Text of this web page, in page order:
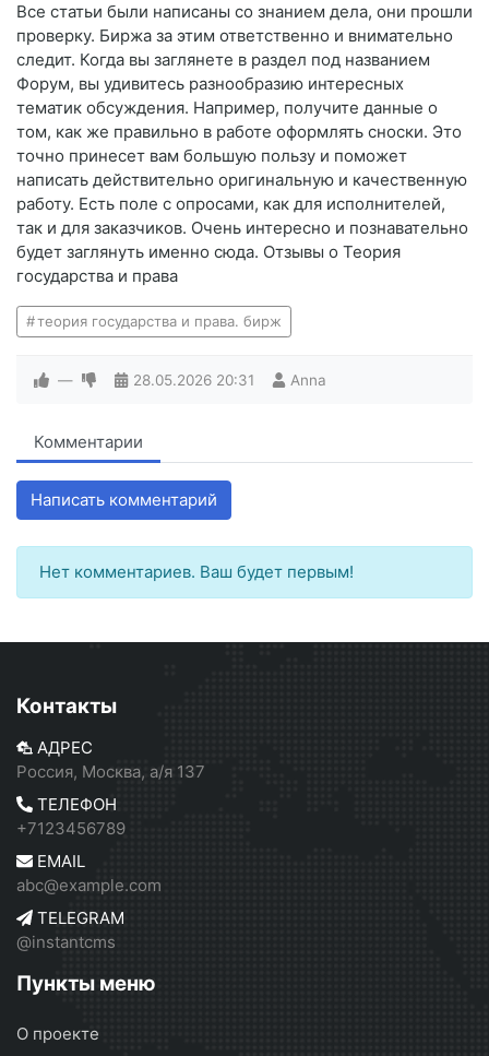
Все статьи были написаны со знанием дела, они прошли
проверку. Биржа за этим ответственно и внимательно
следит. Когда вы заглянете в раздел под названием
Форум, вы удивитесь разнообразию интересных
тематик обсуждения. Например, получите данные о
том, как же правильно в работе оформлять сноски. Это
точно принесет вам большую пользу и поможет
написать действительно оригинальную и качественную
работу. Есть поле с опросами, как для исполнителей,
так и для заказчиков. Очень интересно и познавательно
будет заглянуть именно сюда. Отзывы о Теория
государства и права
теория государства и права. бирж
— 28.05.2026 20:31 Anna
Комментарии
Написать комментарий
Нет комментариев. Ваш будет первым!
Контакты
АДРЕС
Россия, Москва, а/я 137
ТЕЛЕФОН
+7123456789
EMAIL
abc@example.com
TELEGRAM
@instantcms
Пункты меню
О проекте